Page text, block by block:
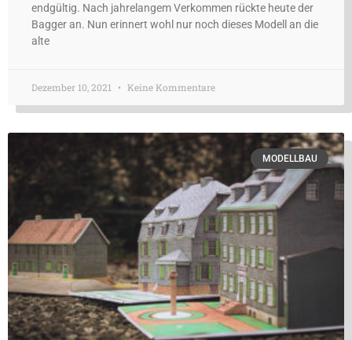
endgültig. Nach jahrelangem Verkommen rückte heute der
Bagger an. Nun erinnert wohl nur noch dieses Modell an die
alte
Dezember 10, 2021 Keine Kommentare
MODELLBAU